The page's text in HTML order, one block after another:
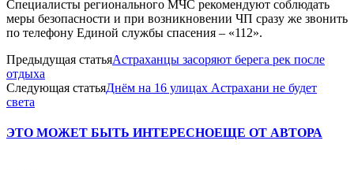
Специалисты регионального МЧС рекомендуют соблюдать
меры безопасности и при возникновении ЧП сразу же звонить
по телефону Единой службы спасения – «112».
Предыдущая статьяАстраханцы засоряют берега рек после
отдыха
Следующая статьяДнём на 16 улицах Астрахани не будет
света
ЭТО МОЖЕТ БЫТЬ ИНТЕРЕСНОЕЩЕ ОТ АВТОРА